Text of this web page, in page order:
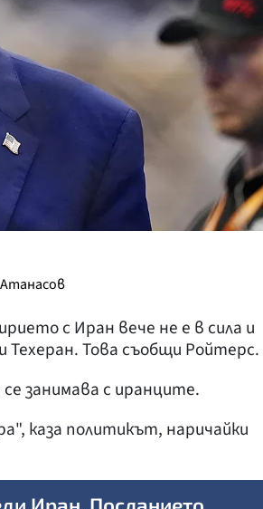
КРИМИ
ВЯРА
ОБЯВИ
ВОЙНАТА В
ВРЕМЕТО
с Иран вече не е в сила и
Това съобщи Ройтерс.
занимава с иранците.
каза политикът, наричайки